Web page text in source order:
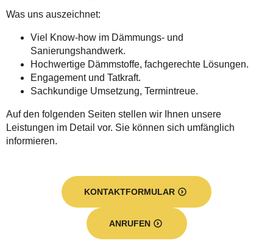
Was uns auszeichnet:
Viel Know-how im Dämmungs- und
Sanierungshandwerk.
Hochwertige Dämmstoffe, fachgerechte Lösungen.
Engagement und Tatkraft.
Sachkundige Umsetzung, Termintreue.
Auf den folgenden Seiten stellen wir Ihnen unsere
Leistungen im Detail vor. Sie können sich umfänglich
informieren.
KONTAKTFORMULAR
ANRUFEN